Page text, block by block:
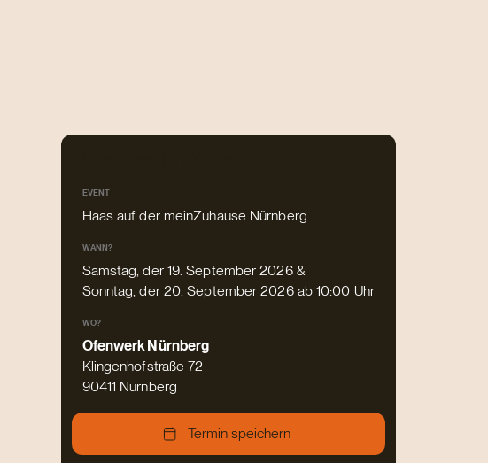
EVENT
Haas auf der meinZuhause Nürnberg
WANN?
Samstag, der 19. September 2026 &
Sonntag, der 20. September 2026 ab 10:00 Uhr
WO?
Ofenwerk Nürnberg
Klingenhofstraße 72
90411 Nürnberg
Termin speichern